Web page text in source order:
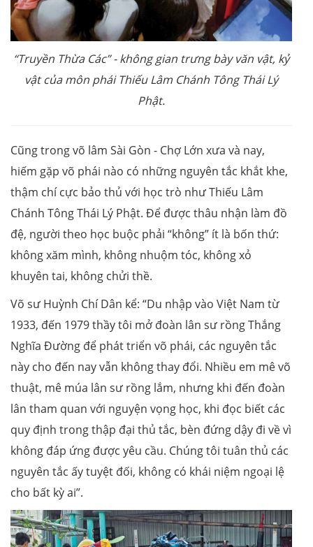
“Truyền Thừa Các” - không gian trưng bày văn vật, kỷ
vật của môn phái Thiếu Lâm Chánh Tông Thái Lý
Phật.
Cũng trong võ lâm Sài Gòn - Chợ Lớn xưa và nay,
hiếm gặp võ phái nào có những nguyên tắc khắt khe,
thậm chí cực bảo thủ với học trò như Thiếu Lâm
Chánh Tông Thái Lý Phật. Để được thâu nhận làm đồ
đệ, người theo học buộc phải “không” ít là bốn thứ:
không xăm mình, không nhuộm tóc, không xỏ
khuyên tai, không chửi thề.
Võ sư Huỳnh Chí Dân kể: “Du nhập vào Việt Nam từ
1933, đến 1979 thầy tôi mở đoàn lân sư rồng Thắng
Nghĩa Đường để phát triển võ phái, các nguyên tắc
này cho đến nay vẫn không thay đổi. Nhiều em mê võ
thuật, mê múa lân sư rồng lắm, nhưng khi đến đoàn
lân tham quan với nguyện vọng học, khi đọc biết các
quy định trong thập đại thủ tắc, bèn đứng dậy đi về vì
không đáp ứng được yêu cầu. Chúng tôi tuân thủ các
nguyên tắc ấy tuyệt đối, không có khái niệm ngoại lệ
cho bất kỳ ai”.